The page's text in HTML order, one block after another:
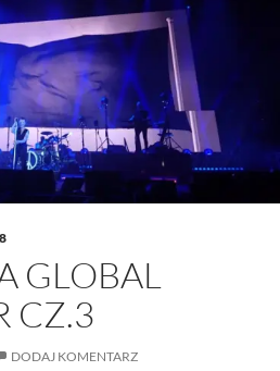
GLOBAL
CZ.3
DODAJ KOMENTARZ